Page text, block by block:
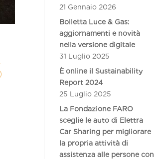
21 Gennaio 2026
Bolletta Luce & Gas:
aggiornamenti e novità
nella versione digitale
31 Luglio 2025
È online il Sustainability
Report 2024
25 Luglio 2025
La Fondazione FARO
sceglie le auto di Elettra
Car Sharing per migliorare
la propria attività di
assistenza alle persone con